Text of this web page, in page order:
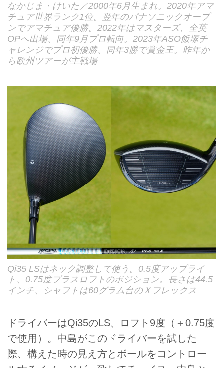
なかじま・けいた／2000年6月生まれ。2020年アマ
チュア世界ランク1位。翌年のパナソニックオープ
ンでアマチュア優勝。2022年はマスターズ、全英
OPへ出場、同年9月プロ転向。2023年ASO飯塚チ
ャレンジでプロ初優勝、同年3勝で賞金王。昨年か
ら欧州ツアーが主戦場
Qi35 LSはネック調整して使う。0.5度アップライ
ト、0.75度プラスロフトのポジション。長さは44.5
インチ、シャフトは60グラム台のＸフレックス
ドライバーはQi35のLS、ロフト9度（＋0.75度
で使用）。中島がこのドライバーを試した
際、構えた時の見え方とボールをコントロー